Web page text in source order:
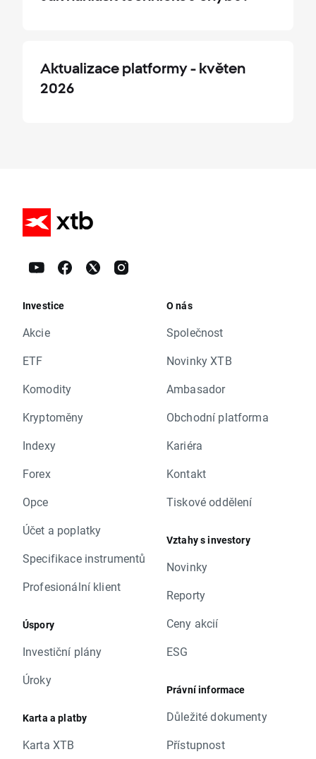
Aktualizace platformy - květen
2026
Investice
Akcie
ETF
Komodity
Kryptoměny
Indexy
Forex
Opce
Účet a poplatky
Specifikace instrumentů
Profesionální klient
Úspory
Investiční plány
Úroky
Karta a platby
Karta XTB
O nás
Společnost
Novinky XTB
Ambasador
Obchodní platforma
Kariéra
Kontakt
Tiskové oddělení
Vztahy s investory
Novinky
Reporty
Ceny akcií
ESG
Právní informace
Důležité dokumenty
Přístupnost